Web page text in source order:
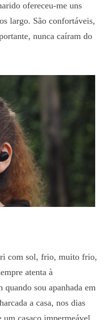
ofereceu-me uns
largo. São confortáveis,
nunca caíram do
com sol, frio, muito frio,
atenta à
quando sou apanhada em
a casa, nos dias
casaco impermeável